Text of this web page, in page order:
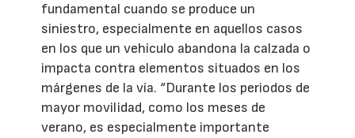
fundamental cuando se produce un
siniestro, especialmente en aquellos casos
en los que un vehículo abandona la calzada o
impacta contra elementos situados en los
márgenes de la vía. “Durante los periodos de
mayor movilidad, como los meses de
verano, es especialmente importante